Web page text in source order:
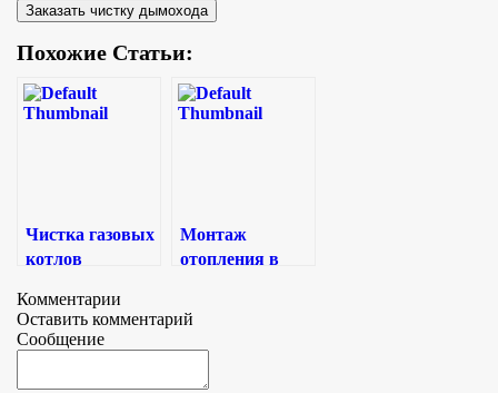
Заказать чистку дымохода
Похожие Статьи:
Чистка газовых
котлов
Монтаж
отопления в
Комментарии
Оставить комментарий
Сообщение